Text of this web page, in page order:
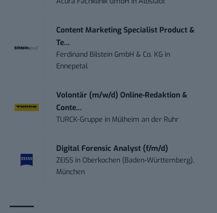
Content Marketing Specialist Product &
Te...
Ferdinand Bilstein GmbH & Co. KG in
Ennepetal
Volontär (m/w/d) Online-Redaktion &
Conte...
TURCK-Gruppe in Mülheim an der Ruhr
Digital Forensic Analyst (f/m/d)
ZEISS in Oberkochen (Baden-Württemberg),
München